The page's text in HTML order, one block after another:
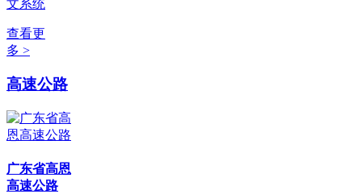
查看更
多 >
高速公路
广东省高恩
高速公路